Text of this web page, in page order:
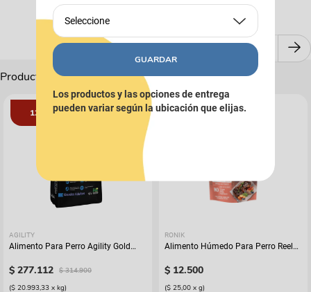
Productos Complementarios
12%
AGILITY
Alimento Para Perro Agility Gold
$ 277.112 $ 314.900
($ 20.993,33 x kg)
RONIK
Alimento Húmedo Para Perro Reelds
$ 12.500
($ 25,00 x g)
Seleccione
GUARDAR
Los productos y las opciones de entrega
pueden variar según la ubicación que elijas.